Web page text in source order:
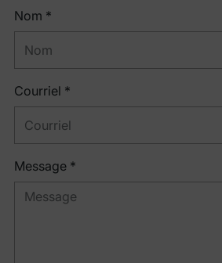
Nom *
Courriel *
Message *